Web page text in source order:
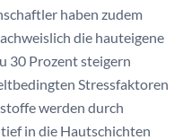
haben zudem
die hauteigene
30 Prozent steigern
Stressfaktoren
werden durch
in die Hautschichten